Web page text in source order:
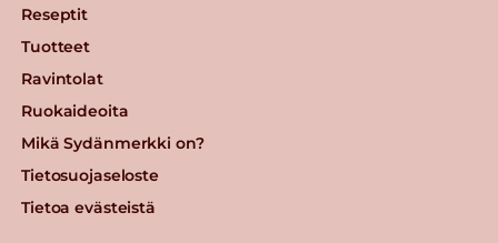
Reseptit
Tuotteet
Ravintolat
Ruokaideoita
Mikä Sydänmerkki on?
Tietosuojaseloste
Tietoa evästeistä